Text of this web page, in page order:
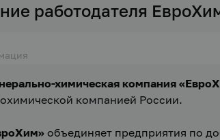
работодателя
химическая компания
компанией России.
объединяет предприятия по